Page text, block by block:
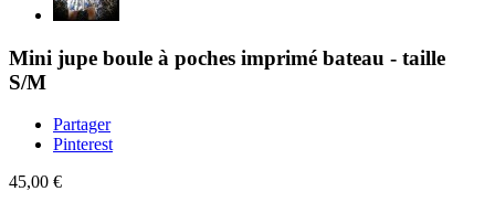
Mini jupe boule à poches imprimé bateau - taille
S/M
Partager
Pinterest
45,00 €